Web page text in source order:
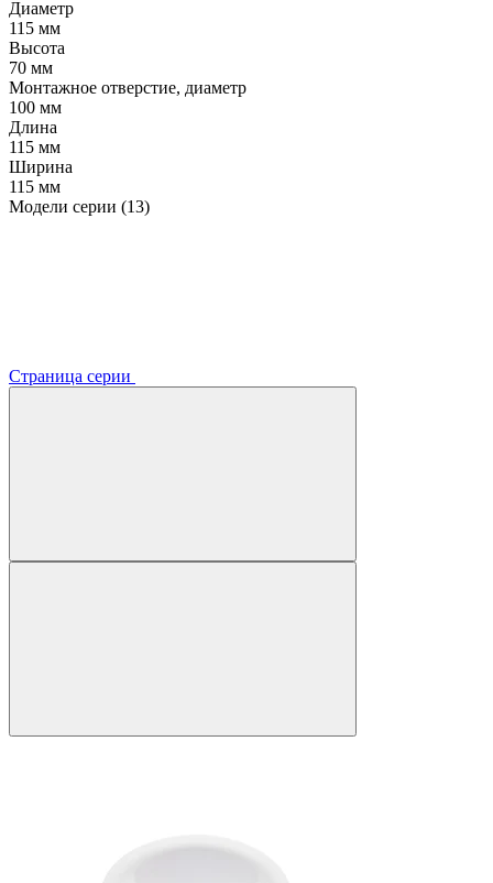
Диаметр
115 мм
Высота
70 мм
Монтажное отверстие, диаметр
100 мм
Длина
115 мм
Ширина
115 мм
Модели серии (13)
Страница серии